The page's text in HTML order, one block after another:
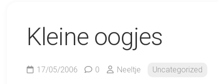
Kleine oogjes
17/05/2006 0 Neeltje Uncategorized